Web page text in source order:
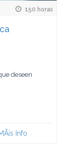
150 horas
deseen
Info